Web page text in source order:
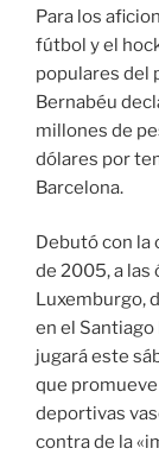
Para los
fútbol y el
populares del
Bernabéu
millones de
dólares por
Barcelona.
Debutó con la
de 2005, a las
Luxemburgo,
en el
jugará este
que
deportivas
contra de la